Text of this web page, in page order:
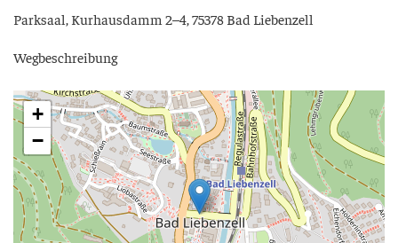
Park­saal, Kur­h­aus­damm 2–4, 75378 Bad Liebenzell
Weg­be­schrei­bung
+
−